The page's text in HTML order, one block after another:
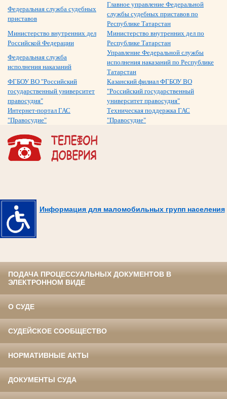
Федеральная служба судебных
приставов
Главное управление Федеральной
службы судебных приставов по
Республике Татарстан
Министерство внутренних дел
Российской Федерации
Министерство внутренних дел по
Республике Татарстан
Федеральная служба
исполнения наказаний
Управление Федеральной службы
исполнения наказаний по Республике
Татарстан
ФГБОУ ВО "Российский
государственный университет
правосудия"
Казанский филиал ФГБОУ ВО
"Российский государственный
университет правосудия"
Интернет-портал ГАС
"Правосудие"
Техническая поддержка ГАС
"Правосудие"
Информация для маломобильных групп населения
ПОДАЧА ПРОЦЕССУАЛЬНЫХ ДОКУМЕНТОВ В
ЭЛЕКТРОННОМ ВИДЕ
О СУДЕ
СУДЕЙСКОЕ СООБЩЕСТВО
НОРМАТИВНЫЕ АКТЫ
ДОКУМЕНТЫ СУДА